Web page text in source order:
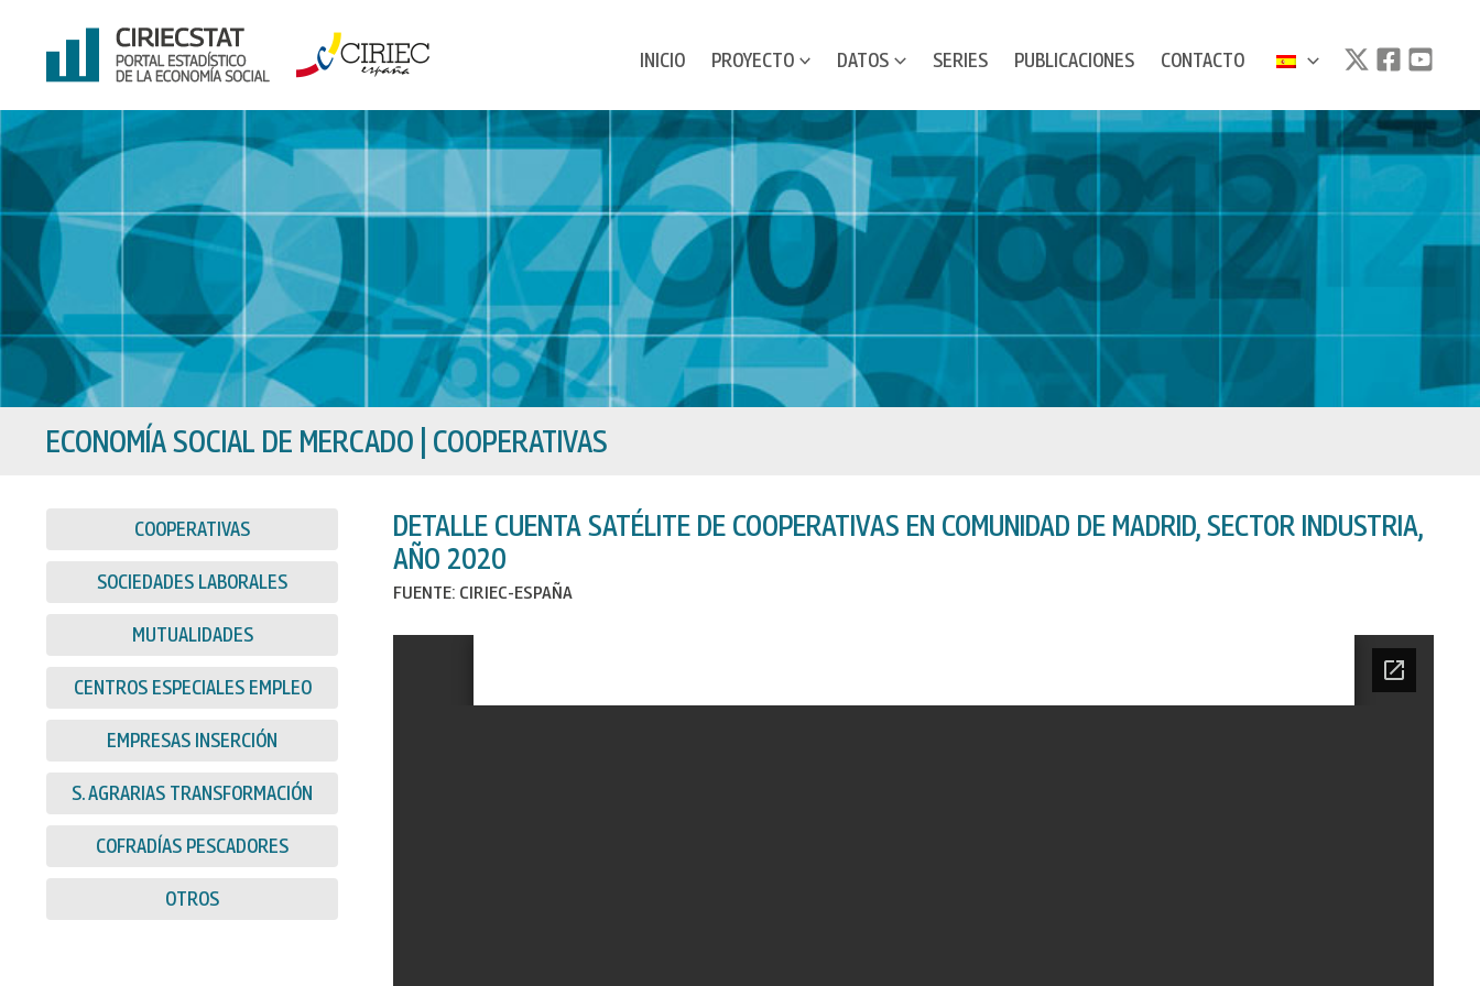
INICIO PROYECTO DATOS SERIES PUBLICACIONES CONTACTO
ECONOMÍA SOCIAL DE MERCADO COOPERATIVAS
COOPERATIVAS
SOCIEDADES LABORALES
MUTUALIDADES
CENTROS ESPECIALES EMPLEO
EMPRESAS INSERCIÓN
S. AGRARIAS TRANSFORMACIÓN
COFRADÍAS PESCADORES
OTROS
DETALLE CUENTA SATÉLITE DE COOPERATIVAS EN COMUNIDAD DE MADRID, SECTOR INDUSTRIA,
AÑO 2020
FUENTE: CIRIEC-ESPAÑA